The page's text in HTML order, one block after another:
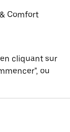
Comfort
cliquant sur
ou